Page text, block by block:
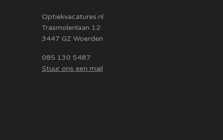
Optiekvacatures.nl
Trasmolenlaan 12
3447 GZ Woerden
085 130 5487
Stuur ons een mail